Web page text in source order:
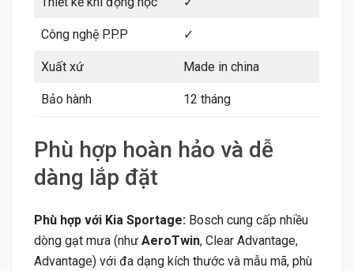
Công nghệ P.P.P ✓
Xuất xứ Made in china
Bảo hành 12 tháng
Phù hợp hoàn hảo và dễ
dàng lắp đặt
Phù hợp với Kia Sportage: Bosch cung cấp nhiều
dòng gạt mưa (như AeroTwin, Clear Advantage,
Advantage) với đa dạng kích thước và mẫu mã, phù